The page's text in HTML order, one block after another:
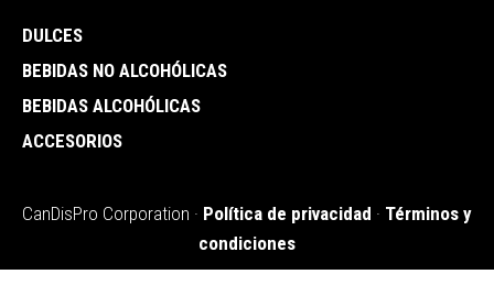
DULCES
BEBIDAS NO ALCOHÓLICAS
BEBIDAS ALCOHÓLICAS
ACCESORIOS
CanDisPro Corporation · Política de privacidad · Términos y
condiciones